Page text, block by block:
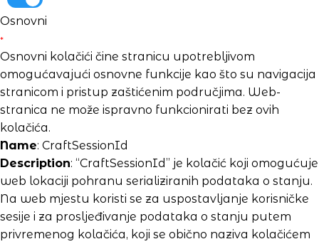
Osnovni
*
Osnovni kolačići čine stranicu upotrebljivom
omogućavajući osnovne funkcije kao što su navigacija
stranicom i pristup zaštićenim područjima. Web-
stranica ne može ispravno funkcionirati bez ovih
kolačića.
Name: CraftSessionId
Description: “CraftSessionId” je kolačić koji omogućuje
web lokaciji pohranu serializiranih podataka o stanju.
Na web mjestu koristi se za uspostavljanje korisničke
sesije i za prosljeđivanje podataka o stanju putem
privremenog kolačića, koji se obično naziva kolačićem